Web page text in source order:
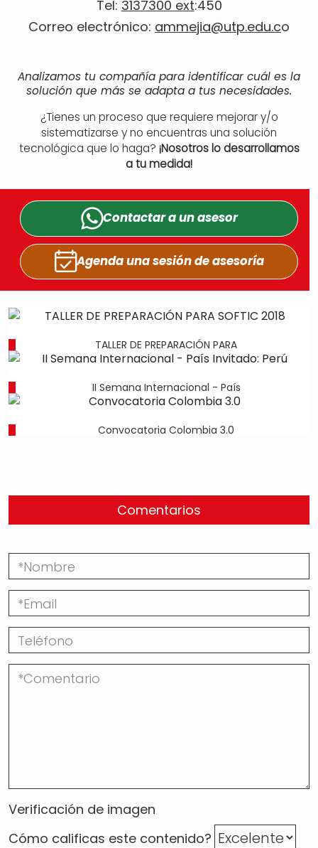
Tel: 3137300 ext:450
Correo electrónico: ammejia@utp.edu.co
Analizamos tu compañía para identificar cuál es la
solución que más se adapta a tus necesidades.
¿Tienes un proceso que requiere mejorar y/o
sistematizarse y no encuentras una solución
tecnológica que lo haga? ¡Nosotros lo desarrollamos
a tu medida!
Contactar a unasesor
Agenda una sesiónde asesoría
TALLER DE PREPARACIÓN PARA
II Semana Internacional - País
Convocatoria Colombia 3.0
Comentarios
Verificación de imagen
Cómo calificas este contenido?